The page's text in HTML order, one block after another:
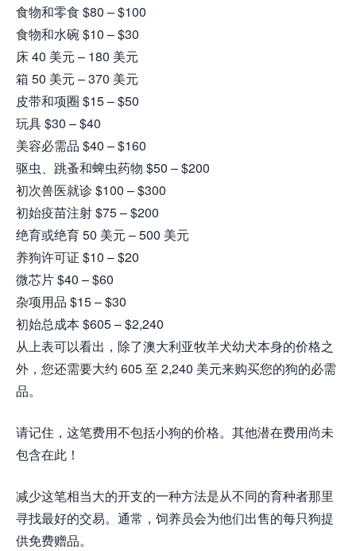
食物和零食 $80 – $100
食物和水碗 $10 – $30
床 40 美元 – 180 美元
箱 50 美元 – 370 美元
皮带和项圈 $15 – $50
玩具 $30 – $40
美容必需品 $40 – $160
驱虫、跳蚤和蜱虫药物 $50 – $200
初次兽医就诊 $100 – $300
初始疫苗注射 $75 – $200
绝育或绝育 50 美元 – 500 美元
养狗许可证 $10 – $20
微芯片 $40 – $60
杂项用品 $15 – $30
初始总成本 $605 – $2,240
从上表可以看出，除了澳大利亚牧羊犬幼犬本身的价格之
外，您还需要大约 605 至 2,240 美元来购买您的狗的必需
品。
请记住，这笔费用不包括小狗的价格。其他潜在费用尚未
包含在此！
减少这笔相当大的开支的一种方法是从不同的育种者那里
寻找最好的交易。通常，饲养员会为他们出售的每只狗提
供免费赠品。